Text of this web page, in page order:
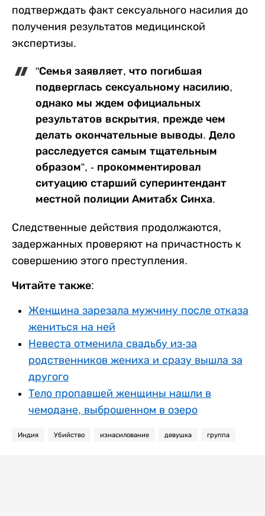
подтверждать факт сексуального насилия до
получения результатов медицинской
экспертизы.
"Семья заявляет, что погибшая
подверглась сексуальному насилию,
однако мы ждем официальных
результатов вскрытия, прежде чем
делать окончательные выводы. Дело
расследуется самым тщательным
образом”, - прокомментировал
ситуацию старший суперинтендант
местной полиции Амитабх Синха.
Следственные действия продолжаются,
задержанных проверяют на причастность к
совершению этого преступления.
Читайте также:
Женщина зарезала мужчину после отказа
жениться на ней
Невеста отменила свадьбу из-за
родственников жениха и сразу вышла за
другого
Тело пропавшей женщины нашли в
чемодане, выброшенном в озеро
Индия Убийство изнасилование девушка группа